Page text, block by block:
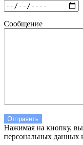
Сообщение
Нажимая на кнопку, вы
персональных данных